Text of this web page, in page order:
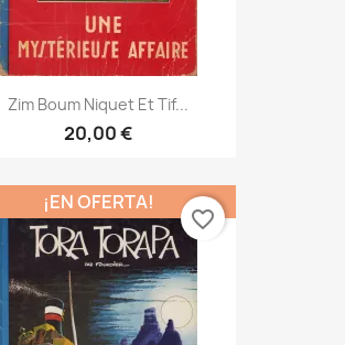
Zim Boum Niquet Et Tif...
20,00 €
¡EN OFERTA!
favorite_border